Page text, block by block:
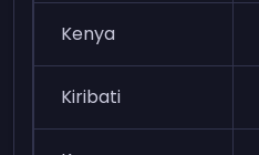
Kenya
Kiribati